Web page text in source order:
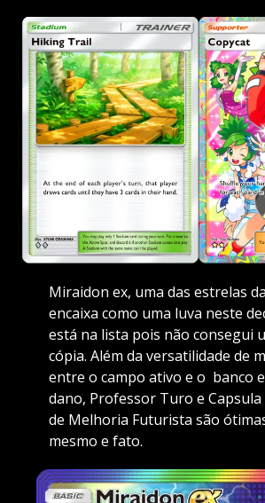
Miraidon ex, uma das estrelas
encaixa como uma luva neste
está na lista pois não consegui
cópia. Além da versatilidade de
entre o campo ativo e o banco
dano, Professor Turo e Capsula
de Melhoria Futurista são
mesmo e fato.